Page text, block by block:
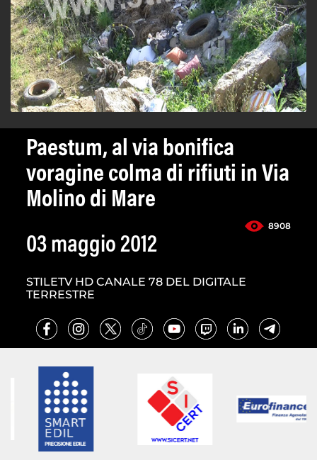
Paestum, al via bonifica
voragine colma di rifiuti in Via
Molino di Mare
8908
03 maggio 2012
STILETV HD CANALE 78 DEL DIGITALE
TERRESTRE